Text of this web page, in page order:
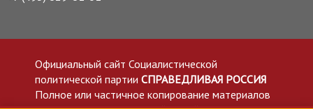
Официальный сайт Социалистической
политической партии СПРАВЕДЛИВАЯ РОССИЯ
Полное или частичное копирование материалов